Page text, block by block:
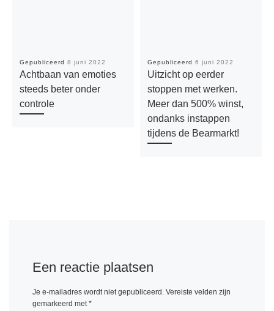
Gepubliceerd 8 juni 2022
Achtbaan van emoties
steeds beter onder
controle
Gepubliceerd 6 juni 2022
Uitzicht op eerder
stoppen met werken.
Meer dan 500% winst,
ondanks instappen
tijdens de Bearmarkt!
Een reactie plaatsen
Je e-mailadres wordt niet gepubliceerd. Vereiste velden zijn
gemarkeerd met*